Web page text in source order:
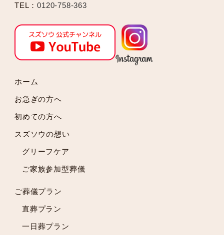
2024年9月
2024年8月
2024年7月
2024年5月
2024年4月
2024年2月
2024年1月
2023年12月
2023年10月
2023年9月
2023年6月
TEL：0120-758-363
ホーム
お急ぎの方へ
初めての方へ
スズソウの想い
グリーフケア
ご家族参加型葬儀
ご葬儀プラン
直葬プラン
一日葬プラン